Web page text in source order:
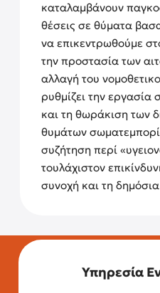
καταλαμβάνουν
θέσεις σε θύματα
να επικεντρωθούμε
την προστασία των
αλλαγή του
ρυθμίζει την εργασία
και τη θωράκιση των
θυμάτων
συζήτηση περί
τουλάχιστον
συνοχή και τη δημόσια
Υπηρεσία